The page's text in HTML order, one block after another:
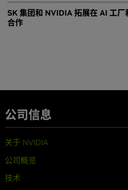
SK 集团和 NVIDIA 拓展在 AI 工
合作
公司信息
关于 NVIDIA
公司概览
技术